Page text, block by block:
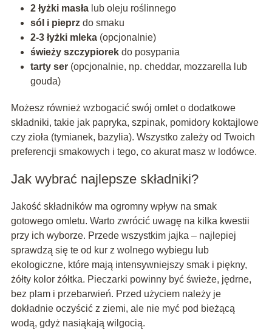
2 łyżki masłalub oleju roślinnego
sól i pieprzdo smaku
2-3 łyżki mleka(opcjonalnie)
świeży szczypiorekdo posypania
tarty ser(opcjonalnie, np. cheddar, mozzarella lub
gouda)
Możesz również wzbogacić swój omlet o dodatkowe
składniki, takie jak papryka, szpinak, pomidory koktajlowe
czy zioła (tymianek, bazylia). Wszystko zależy od Twoich
preferencji smakowych i tego, co akurat masz w lodówce.
Jak wybrać najlepsze składniki?
Jakość składników ma ogromny wpływ na smak
gotowego omletu. Warto zwrócić uwagę na kilka kwestii
przy ich wyborze. Przede wszystkim jajka – najlepiej
sprawdzą się te od kur z wolnego wybiegu lub
ekologiczne, które mają intensywniejszy smak i piękny,
żółty kolor żółtka. Pieczarki powinny być świeże, jędrne,
bez plam i przebarwień. Przed użyciem należy je
dokładnie oczyścić z ziemi, ale nie myć pod bieżącą
wodą, gdyż nasiąkają wilgocią.